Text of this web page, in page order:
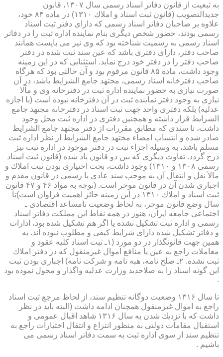
به تبعیت از قانون دفاتر اسناد رسمی سال ۱۳۰۷، قانون
جدیدالتصویب (قانون ثبت اسناد و املاك ۱۳۱۰) در ماده ۸۴ خود،
علاوه بر صاحبان دفاتر اسناد رسمی كه دارای دفتر ثبت اسناد
رسمی بودند، حضور شخص دیگری بنام نماینده اداره ثبت را در دفاتر
اسناد رسمی به رسمیت شناخته بود كه وی نیز می بایست همانند
صاحب دفتر، دارای دفتری باشد كه عین سند ثبت شده در دفتر
صاحب دفتر را در دفتر خود درج نماید. استثنایی كه در این زمینه
وجود داشت، ماده ۸۵ قانون مرقوم بود و آن حالتی بود كه هرگاه
صاحب دفترخانه اسناد رسمی، مجتهد جامع الشرایط باشد، در آن
صورت نیازی به حضور نماینده اداره ثبت در دفترخانه وی و مآلا
نیازی به وجود دفتر نماینده ثبت در آن دفترخانه نبوده است (با اجازه
عدلیه) بلكه دفتری واحد جهت ثبت اسناد در دفترخانه مجتهد جامع
الشرایط قرار داشته و همچنین دفتری در اداره ثبت محل وجود
داشت، تا سندی كه مطابق مقررات از دفتر مجتهد جامع الشرایط
صادر شده و انتساب امضاء مجتهد جامع الشرایط از نظر اداره ثبت
مسلم باشد، به وسیله اجزاء ثبت در دفتر موجود در اداره ثبت نیز
درج گردد. تفاوت دیگری كه بین دو قانون یاد شده (قانون ثبت اسناد
رسمی ۱۳۰۸ و ۱۳۱۰) وجود داشت، بحث اختیاری بودن ثبت املاك و
مالاً نقل و انتقال آن به موجب سند عادی یا رسمی در قانون مقدم و
اجباری شدن آن در قانون موخر است. (توجه به مواد ۴۶ و ۴۷ قانون
ثبت اسناد و املاك ۱۳۱۰ در این زمینه حائز اهمیت فراوان است)تا
سال وضع قانون موخر، به لحاظ وضعیت نامساعد اقتصادی ـ
اجتماعی جامعه ایران، هنوز در همه نقاط این مملكت دفاتر اسناد
رسمی و اداره ثبت تشكیل نشده یا اگر هم تشكیل شده بود، ادارات
و دفاتر تشكیل شده دارای شرایط كیفی و مطلوب نبوده اند. به
همین جهت قانونگذار در دو مورد (۱ـ ثبت اسناد كلیه عقود و
معاملات راجع به عین یا منافع اموال غیرمنقول كه در دفتر املاك
ثبت نشده. ۲ـ صلح نامه، هبه نامه و شركت نامه) اجباری بودن ثبت
این گونه اسناد را به صلاحدید وزارت عدلیه واگذار و محول نموده بود
.
تا سال ۱۳۱۶ وضعیت دوگانه تنظیم سند، از لحاظ مرجع ثبت اسناد
راجع به اموال غیرمنقول همچنان ادامه داشت (البته باید در نظر
داشت كه با نزدیك شدن به سال ۱۳۱۶ شاهد اقبال عمومی و
استقبال مقامات دولتی به منظور انتزاع و انتقال اختیارات راجع به
تنظیم سند از سوی اداره ثبت به سمت دفاتر اسناد رسمی می
باشیم .